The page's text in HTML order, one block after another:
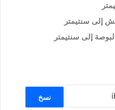
إلى سنتيمتر
إلى سنتيمتر
نسخ